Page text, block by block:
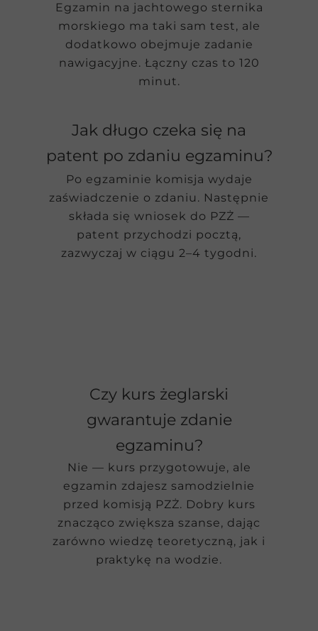
Egzamin na jachtowego sternika
morskiego ma taki sam test, ale
dodatkowo obejmuje zadanie
nawigacyjne. Łączny czas to 120
minut.
Jak długo czeka się na
patent po zdaniu egzaminu?
Po egzaminie komisja wydaje
zaświadczenie o zdaniu. Następnie
składa się wniosek do PZŻ —
patent przychodzi pocztą,
zazwyczaj w ciągu 2–4 tygodni.
Czy kurs żeglarski
gwarantuje zdanie
egzaminu?
Nie — kurs przygotowuje, ale
egzamin zdajesz samodzielnie
przed komisją PZŻ. Dobry kurs
znacząco zwiększa szanse, dając
zarówno wiedzę teoretyczną, jak i
praktykę na wodzie.